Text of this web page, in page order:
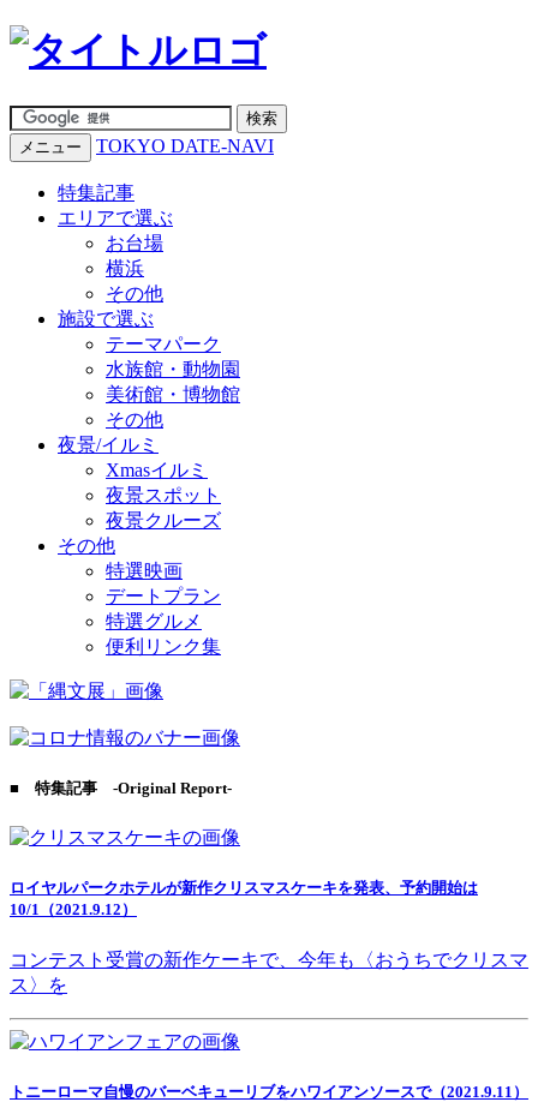
メニュー TOKYO DATE-NAVI
特集記事
エリアで選ぶ
お台場
横浜
その他
施設で選ぶ
テーマパーク
水族館・動物園
美術館・博物館
その他
夜景/イルミ
Xmasイルミ
夜景スポット
夜景クルーズ
その他
特選映画
デートプラン
特選グルメ
便利リンク集
■ 特集記事 -Original Report-
ロイヤルパークホテルが新作クリスマスケーキを発表、予約開始は
10/1（2021.9.12）
コンテスト受賞の新作ケーキで、今年も〈おうちでクリスマ
ス〉を
トニーローマ自慢のバーベキューリブをハワイアンソースで（2021.9.11）